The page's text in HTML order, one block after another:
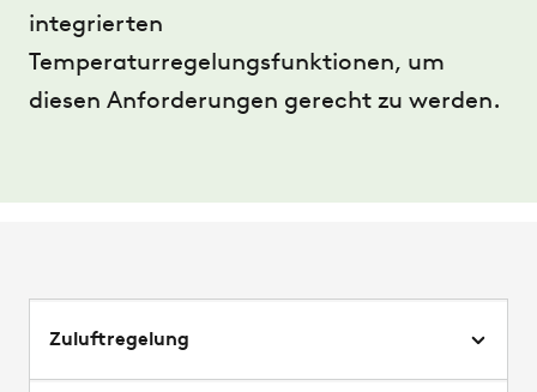
integrierten
Temperaturregelungsfunktionen, um
diesen Anforderungen gerecht zu werden.
Zuluftregelung